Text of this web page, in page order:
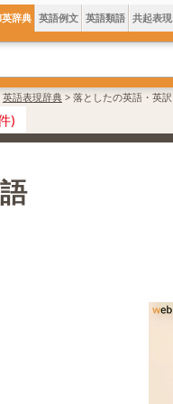
辞典 英語例文 英語類語 共起表現
英語表現辞典 > 落としたの英語・英訳
)